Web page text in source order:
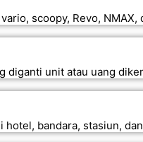
scoopy, Revo, NMAX,
diganti unit atau uang
hotel, bandara, stasiun,